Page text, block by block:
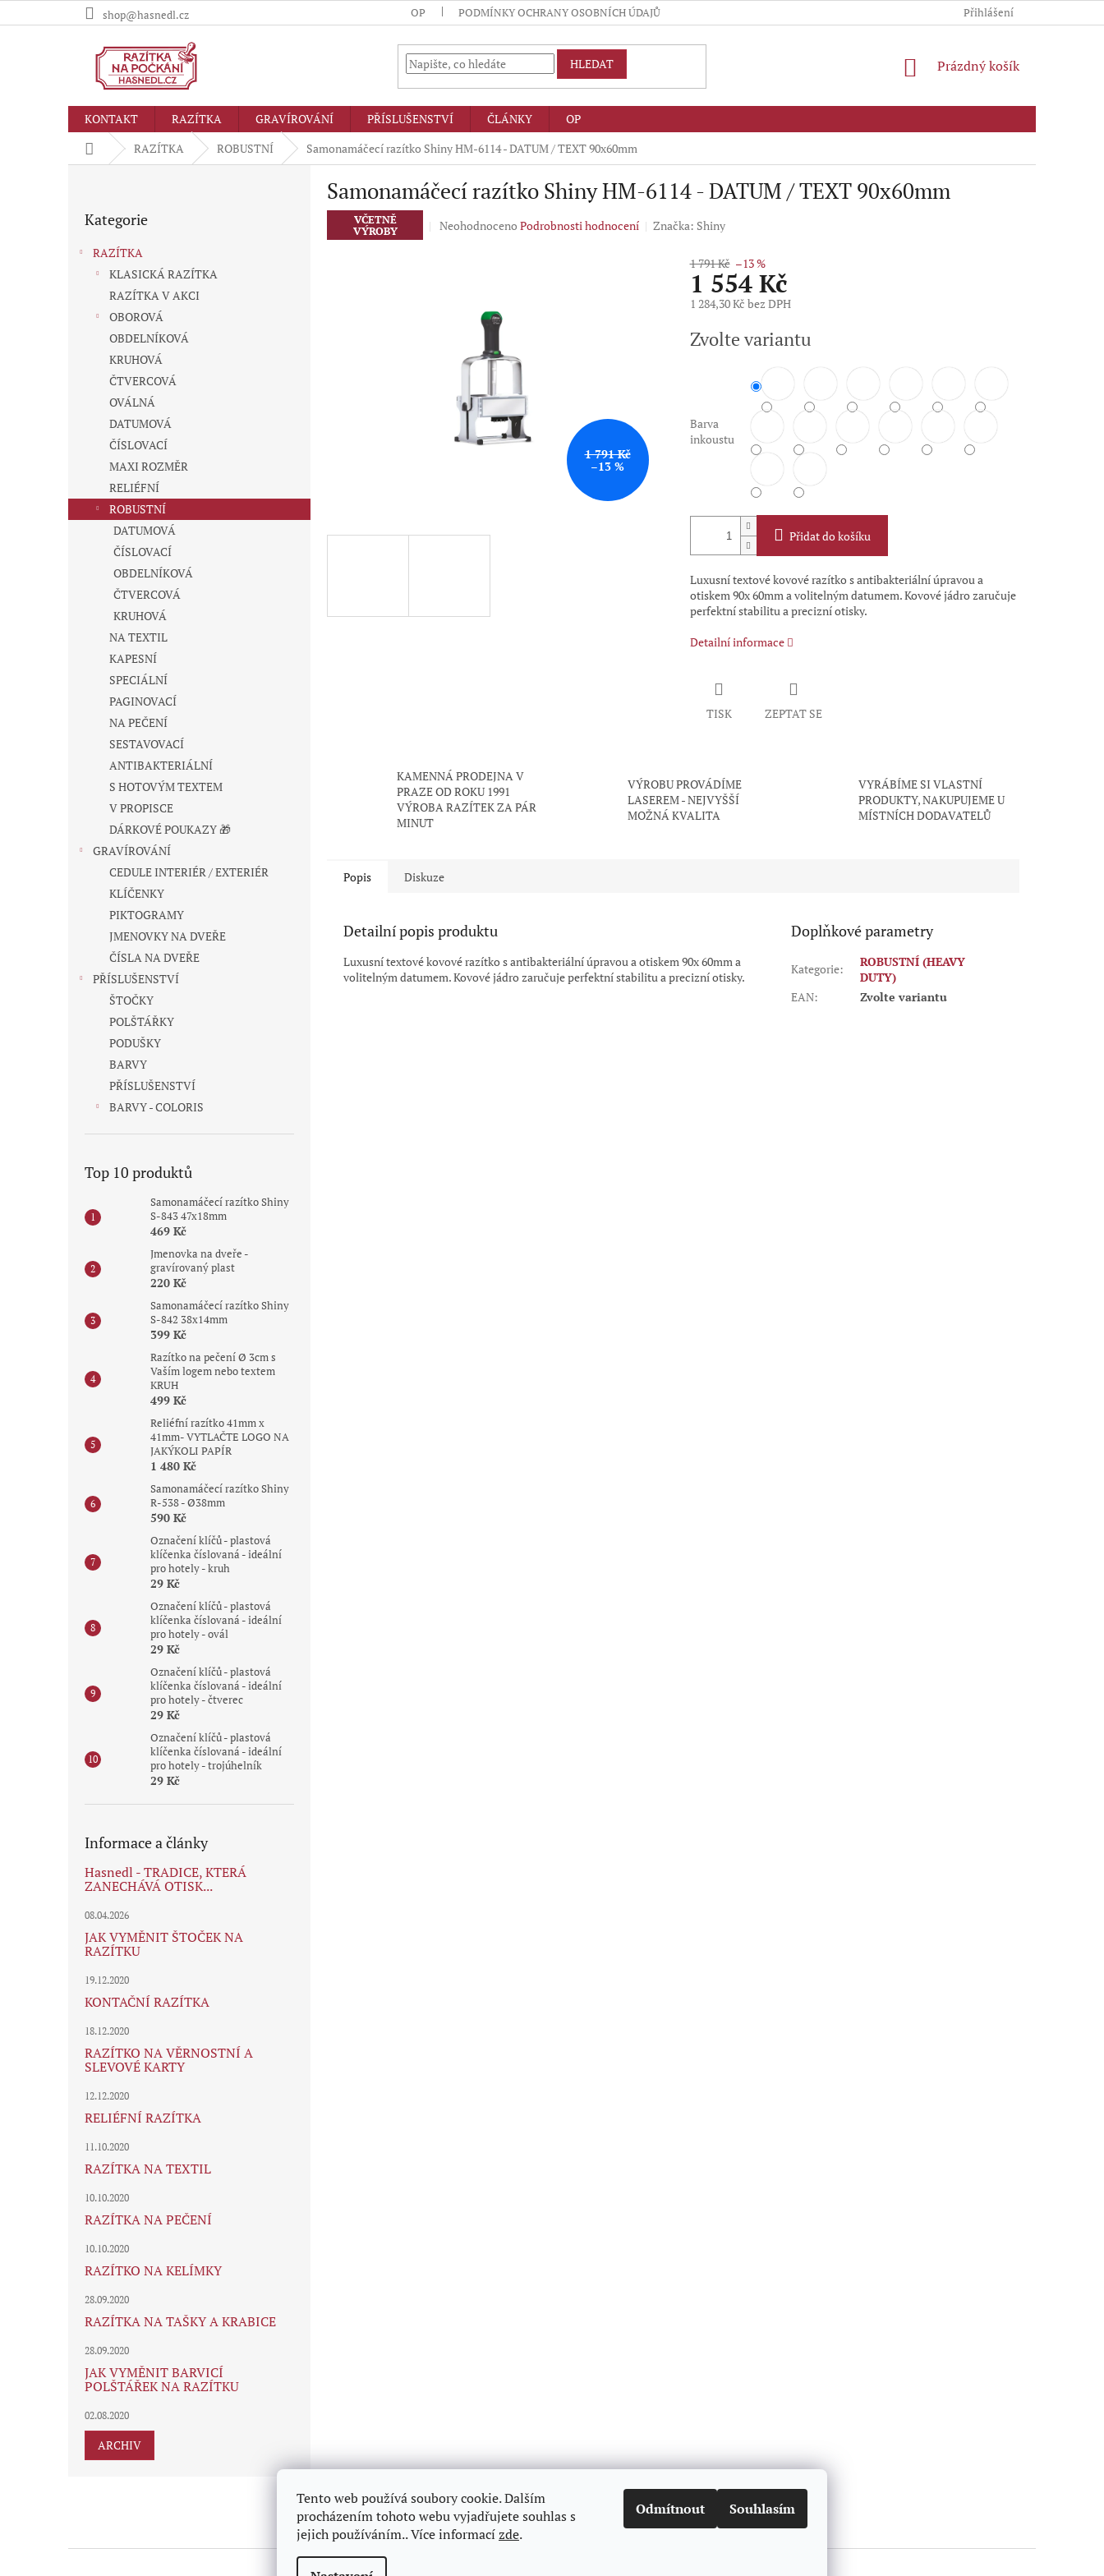
Tento web používá soubory cookie. Dalším
procházením tohoto webu vyjadřujete souhlas s
jejich používáním.. Více informacízde.
Odmítnout Souhlasím
na
shop@hasnedl.cz OP PODMÍNKY OCHRANY OSOBNÍCH ÚDAJŮ Přihlášení
HLEDAT
NÁKUPNÍ
Prázdný košík
KONTAKT RAZÍTKA GRAVÍROVÁNÍ PŘÍSLUŠENSTVÍ ČLÁNKY
OP
Domů RAZÍTKA ROBUSTNÍ Samonamáčecí razítko Shiny HM-6114 - DATUM / TEXT 90x60mm
kategorie
Kategorie
RAZÍTKA
KLASICKÁ RAZÍTKA
RAZÍTKA V AKCI
OBOROVÁ
OBDELNÍKOVÁ
KRUHOVÁ
ČTVERCOVÁ
OVÁLNÁ
DATUMOVÁ
ČÍSLOVACÍ
MAXI ROZMĚR
RELIÉFNÍ
ROBUSTNÍ
DATUMOVÁ
ČÍSLOVACÍ
OBDELNÍKOVÁ
ČTVERCOVÁ
KRUHOVÁ
NA TEXTIL
KAPESNÍ
SPECIÁLNÍ
PAGINOVACÍ
NA PEČENÍ
SESTAVOVACÍ
ANTIBAKTERIÁLNÍ
S HOTOVÝM TEXTEM
V PROPISCE
DÁRKOVÉ POUKAZY 🎁
GRAVÍROVÁNÍ
CEDULE INTERIÉR / EXTERIÉR
KLÍČENKY
PIKTOGRAMY
JMENOVKY NA DVEŘE
ČÍSLA NA DVEŘE
PŘÍSLUŠENSTVÍ
ŠTOČKY
POLŠTÁŘKY
PODUŠKY
BARVY
PŘÍSLUŠENSTVÍ
BARVY - COLORIS
Top 10 produktů
Samonamáčecí razítko Shiny
S-843 47x18mm
469 Kč
Jmenovka na dveře -
gravírovaný plast
220 Kč
Samonamáčecí razítko Shiny
S-842 38x14mm
399 Kč
Razítko na pečení Ø 3cm s
Vaším logem nebo textem
KRUH
499 Kč
Reliéfní razítko 41mm x
41mm- VYTLAČTE LOGO NA
JAKÝKOLI PAPÍR
1 480 Kč
Samonamáčecí razítko Shiny
R-538 - Ø38mm
590 Kč
Označení klíčů - plastová
klíčenka číslovaná - ideální
pro hotely - kruh
29 Kč
Označení klíčů - plastová
klíčenka číslovaná - ideální
pro hotely - ovál
29 Kč
Označení klíčů - plastová
klíčenka číslovaná - ideální
pro hotely - čtverec
29 Kč
Označení klíčů - plastová
klíčenka číslovaná - ideální
pro hotely - trojúhelník
29 Kč
Informace a články
Hasnedl - TRADICE, KTERÁ
ZANECHÁVÁ OTISK...
08.04.2026
JAK VYMĚNIT ŠTOČEK NA
RAZÍTKU
19.12.2020
KONTAČNÍ RAZÍTKA
18.12.2020
RAZÍTKO NA VĚRNOSTNÍ A
SLEVOVÉ KARTY
12.12.2020
RELIÉFNÍ RAZÍTKA
11.10.2020
RAZÍTKA NA TEXTIL
10.10.2020
RAZÍTKA NA PEČENÍ
10.10.2020
RAZÍTKO NA KELÍMKY
28.09.2020
RAZÍTKA NA TAŠKY A KRABICE
28.09.2020
JAK VYMĚNIT BARVICÍ
POLŠTÁŘEK NA RAZÍTKU
02.08.2020
ARCHIV
Samonamáčecí razítko Shiny HM-6114 - DATUM / TEXT 90x60mm
VČETNĚ
VÝROBY
Průměrné
hvězdiček.
Neohodnoceno Podrobnosti hodnocení Značka: Shiny
1 791 Kč
–13 %
1 791 Kč –13 %
1 554 Kč
1 284,30 Kč bez DPH
cena:
Zvolte variantu
Barva
inkoustu
Přidat do košíku
Luxusní textové kovové razítko s antibakteriální úpravou a
otiskem 90x 60mm a volitelným datumem. Kovové jádro zaručuje
perfektní stabilitu a precizní otisky.
Detailní informace
TISK ZEPTAT SE
KAMENNÁ PRODEJNA V
PRAZE OD ROKU 1991
VÝROBA RAZÍTEK ZA PÁR
MINUT
VÝROBU PROVÁDÍME
LASEREM - NEJVYŠŠÍ
MOŽNÁ KVALITA
VYRÁBÍME SI VLASTNÍ
PRODUKTY, NAKUPUJEME U
MÍSTNÍCH DODAVATELŮ
Popis Diskuze
Detailní popis produktu
Luxusní textové kovové razítko s antibakteriální úpravou a otiskem 90x 60mm a
volitelným datumem. Kovové jádro zaručuje perfektní stabilitu a precizní otisky.
Doplňkové parametry
Kategorie:
ROBUSTNÍ (HEAVY
DUTY)
EAN: Zvolte variantu